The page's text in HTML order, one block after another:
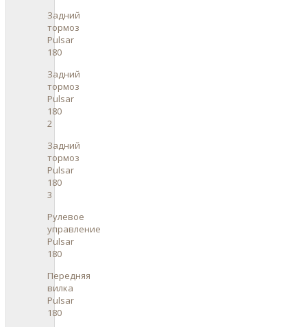
Задний
тормоз
Pulsar
180
Задний
тормоз
Pulsar
180
2
Задний
тормоз
Pulsar
180
3
Рулевое
управление
Pulsar
180
Передняя
вилка
Pulsar
180